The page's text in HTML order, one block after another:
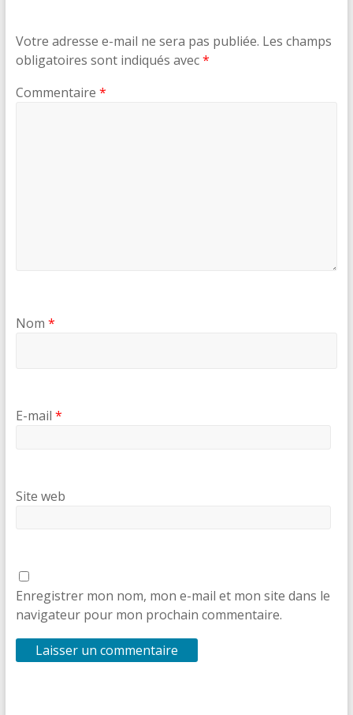
Votre adresse e-mail ne sera pas publiée. Les champs
obligatoires sont indiqués avec*
Commentaire *
Nom *
E-mail *
Site web
Enregistrer mon nom, mon e-mail et mon site dans le
navigateur pour mon prochain commentaire.